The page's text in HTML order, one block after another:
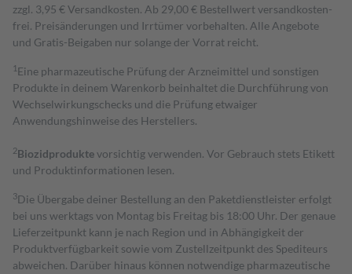
zzgl. 3,95 € Versandkosten. Ab 29,00 € Bestell­wert versand­kosten­
frei. Preisänderungen und Irrtümer vorbehalten. Alle Angebote
und Gratis-Beigaben nur solange der Vorrat reicht.
1 Eine pharmazeutische Prüfung der Arzneimittel und sonstigen
Produkte in deinem Warenkorb beinhaltet die Durchführung von
Wechselwirkungschecks und die Prüfung etwaiger
Anwendungshinweise des Herstellers.
2Biozidproduktevorsichtig verwenden. Vor Gebrauch stets Etikett
und Produktinformationen lesen.
3Die Übergabe deiner Bestellung an den Paketdienstleister erfolgt
bei uns werktags von Montag bis Freitag bis 18:00 Uhr. Der genaue
Lieferzeitpunkt kann je nach Region und in Abhängigkeit der
Produktverfügbarkeit sowie vom Zustellzeitpunkt des Spediteurs
abweichen. Darüber hinaus können notwendige pharmazeutische